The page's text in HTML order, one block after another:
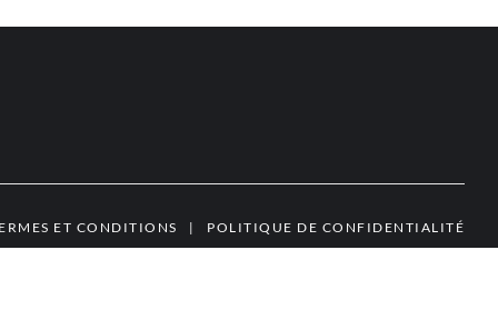
ET CONDITIONS | POLITIQUE DE CONFIDENTIALITÉ